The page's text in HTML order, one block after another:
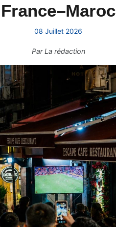
France–Maroc
08 Juillet 2026
ParLa rédaction